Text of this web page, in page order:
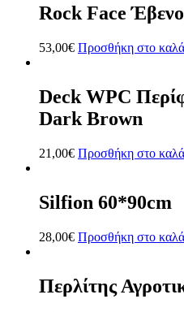
Rock Face
53,00€ Προσθήκη στο
Deck WPC
Dark Brown
21,00€ Προσθήκη στο
Silfion 60*90cm
28,00€ Προσθήκη στο
Περλίτης